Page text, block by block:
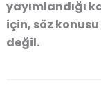
yayımlandığı
için, söz
değil.